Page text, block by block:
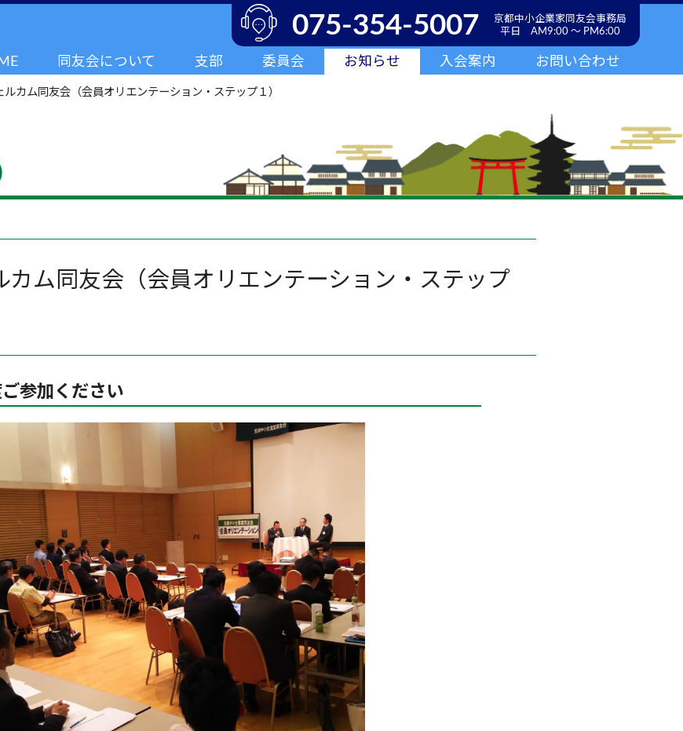
同友会について 支部 委員会 お知らせ 入会案内 お問い合わせ
075-354-5007
京都中小企業家同友会事務局
平日 AM9:00 ～ PM6:00
ルカム同友会（会員オリエンテーション・ステップ１）
カム同友会（会員オリエンテーション・ステップ
参加ください